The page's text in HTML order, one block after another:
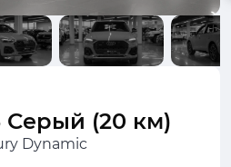
Серый (20 км)
Dynamic